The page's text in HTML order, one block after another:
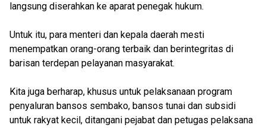
langsung diserahkan ke aparat penegak hukum.
Untuk itu, para menteri dan kepala daerah mesti
menempatkan orang-orang terbaik dan berintegritas di
barisan terdepan pelayanan masyarakat.
Kita juga berharap, khusus untuk pelaksanaan program
penyaluran bansos sembako, bansos tunai dan subsidi
untuk rakyat kecil, ditangani pejabat dan petugas pelaksana